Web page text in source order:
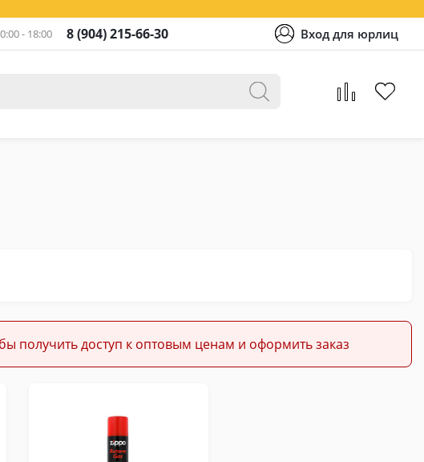
- 18:00 8 (904) 215-66-30 Вход для юрлиц
получить доступ к оптовым ценам и оформить заказ